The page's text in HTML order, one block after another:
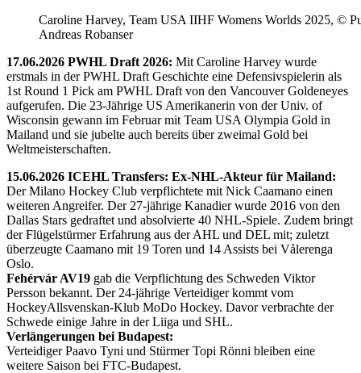
Caroline Harvey, Team USA IIHF Womens Worlds 2025, ©
Andreas Robanser
17.06.2026 PWHL Draft 2026: Mit Caroline Harvey wurde
erstmals in der PWHL Draft Geschichte eine Defensivspielerin als
1st Round 1 Pick am PWHL Draft von den Vancouver Goldeneyes
aufgerufen. Die 23-Jährige US Amerikanerin von der Univ. of
Wisconsin gewann im Februar mit Team USA Olympia Gold in
Mailand und sie jubelte auch bereits über zweimal Gold bei
Weltmeisterschaften.
15.06.2026 ICEHL Transfers: Ex-NHL-Akteur für Mailand:
Der Milano Hockey Club verpflichtete mit Nick Caamano einen
weiteren Angreifer. Der 27-jährige Kanadier wurde 2016 von den
Dallas Stars gedraftet und absolvierte 40 NHL-Spiele. Zudem bringt
der Flügelstürmer Erfahrung aus der AHL und DEL mit; zuletzt
überzeugte Caamano mit 19 Toren und 14 Assists bei Vålerenga
Oslo.
Fehérvár AV19 gab die Verpflichtung des Schweden Viktor
Persson bekannt. Der 24-jährige Verteidiger kommt vom
HockeyAllsvenskan-Klub MoDo Hockey. Davor verbrachte der
Schwede einige Jahre in der Liiga und SHL.
Verlängerungen bei Budapest:
Verteidiger Paavo Tyni und Stürmer Topi Rönni bleiben eine
weitere Saison bei FTC-Budapest.